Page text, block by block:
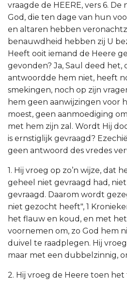
vraagde de HEERE, vers 6.
God, die ten dage van hun
en altaren hebben
benauwdheid hebben zij U
Heeft ooit iemand de Heere
gevonden? Ja, Saul deed het,
antwoordde hem niet, heeft
smekingen, noch op zijn
hem geen aanwijzingen voor
moest, geen aanmoediging
met hem zijn zal. Wordt Hij
is ernstiglijk gevraagd?
geen antwoord des vredes
1. Hij vroeg op zo’n wijze, dat
geheel niet gevraagd had,
gevraagd. Daarom wordt
niet gezocht heeft", 1
het flauw en koud, en met
voornemen om, zo God hem
duivel te raadplegen. Hij
maar met een dubbelzinnig,
2. Hij vroeg de Heere toen